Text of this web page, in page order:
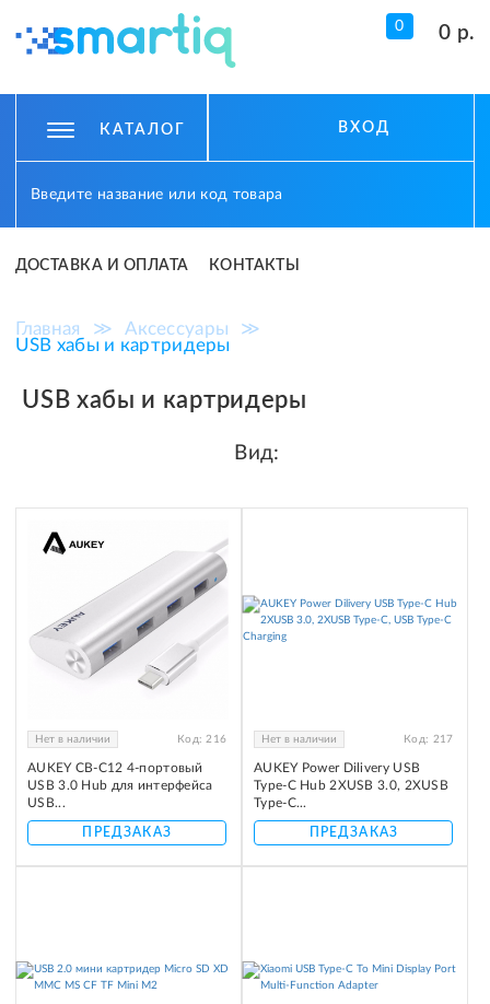
0 0 р.
КАТАЛОГ ВХОД
ДОСТАВКА И ОПЛАТА КОНТАКТЫ
Главная ≫ Аксессуары
≫
USB хабы и картридеры
USB хабы и картридеры
Вид:
Нет в наличии Код: 216
AUKEY CB-C12 4-портовый
USB 3.0 Hub для интерфейса
USB...
ПРЕДЗАКАЗ
Нет в наличии Код: 217
AUKEY Power Dilivery USB
Type-C Hub 2XUSB 3.0, 2XUSB
Type-C...
ПРЕДЗАКАЗ